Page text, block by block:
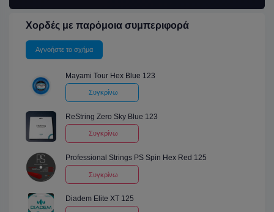
Χορδές με παρόμοια συμπεριφορά
Αγνοήστε το σχήμα
Mayami Tour Hex Blue 123
Συγκρίνω
ReString Zero Sky Blue 123
Συγκρίνω
Professional Strings PS Spin Hex Red 125
Συγκρίνω
Diadem Elite XT 125